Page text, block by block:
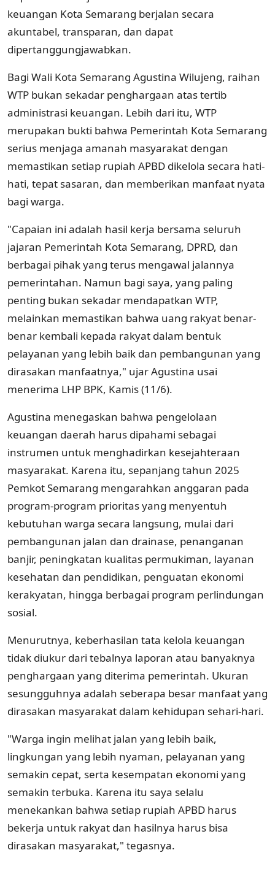
keuangan Kota Semarang berjalan secara
akuntabel, transparan, dan dapat
dipertanggungjawabkan.
Bagi Wali Kota Semarang Agustina Wilujeng, raihan
WTP bukan sekadar penghargaan atas tertib
administrasi keuangan. Lebih dari itu, WTP
merupakan bukti bahwa Pemerintah Kota Semarang
serius menjaga amanah masyarakat dengan
memastikan setiap rupiah APBD dikelola secara hati-
hati, tepat sasaran, dan memberikan manfaat nyata
bagi warga.
"Capaian ini adalah hasil kerja bersama seluruh
jajaran Pemerintah Kota Semarang, DPRD, dan
berbagai pihak yang terus mengawal jalannya
pemerintahan. Namun bagi saya, yang paling
penting bukan sekadar mendapatkan WTP,
melainkan memastikan bahwa uang rakyat benar-
benar kembali kepada rakyat dalam bentuk
pelayanan yang lebih baik dan pembangunan yang
dirasakan manfaatnya," ujar Agustina usai
menerima LHP BPK, Kamis (11/6).
Agustina menegaskan bahwa pengelolaan
keuangan daerah harus dipahami sebagai
instrumen untuk menghadirkan kesejahteraan
masyarakat. Karena itu, sepanjang tahun 2025
Pemkot Semarang mengarahkan anggaran pada
program-program prioritas yang menyentuh
kebutuhan warga secara langsung, mulai dari
pembangunan jalan dan drainase, penanganan
banjir, peningkatan kualitas permukiman, layanan
kesehatan dan pendidikan, penguatan ekonomi
kerakyatan, hingga berbagai program perlindungan
sosial.
Menurutnya, keberhasilan tata kelola keuangan
tidak diukur dari tebalnya laporan atau banyaknya
penghargaan yang diterima pemerintah. Ukuran
sesungguhnya adalah seberapa besar manfaat yang
dirasakan masyarakat dalam kehidupan sehari-hari.
"Warga ingin melihat jalan yang lebih baik,
lingkungan yang lebih nyaman, pelayanan yang
semakin cepat, serta kesempatan ekonomi yang
semakin terbuka. Karena itu saya selalu
menekankan bahwa setiap rupiah APBD harus
bekerja untuk rakyat dan hasilnya harus bisa
dirasakan masyarakat," tegasnya.